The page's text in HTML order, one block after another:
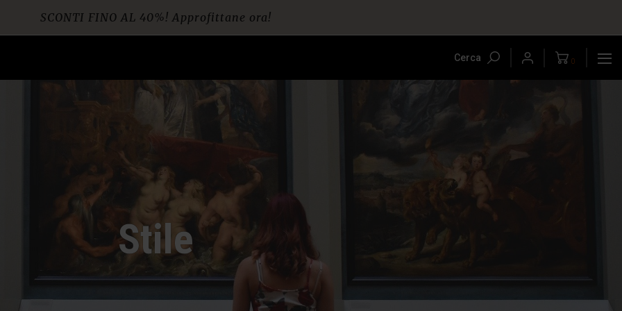
Spedizione gratuita per ordini da € 60
Cerca 0
Stile